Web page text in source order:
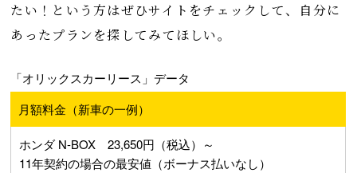
たい！という方はぜひサイトをチェックして、自分に
あったプランを探してみてほしい。
「オリックスカーリース」データ
月額料金（新車の一例）
ホンダ N-BOX 23,650円（税込）～
11年契約の場合の最安値（ボーナス払いなし）